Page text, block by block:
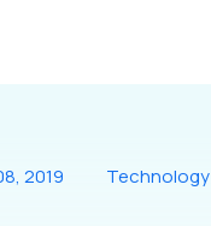
2019 Technology